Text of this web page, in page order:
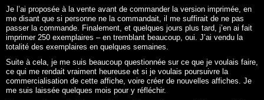
Je l’ai proposée à la vente avant de commander la version imprimée, en
me disant que si personne ne la commandait, il me suffirait de ne pas
passer la commande. Finalement, et quelques jours plus tard, j’en ai fait
imprimer 250 exemplaires – en tremblant beaucoup, oui. J’ai vendu la
totalité des exemplaires en quelques semaines.
Suite à cela, je me suis beaucoup questionnée sur ce que je voulais faire,
ce qui me rendait vraiment heureuse et si je voulais poursuivre la
commercialisation de cette affiche, voire créer de nouvelles affiches. Je
me suis laissée quelques mois pour y réfléchir.